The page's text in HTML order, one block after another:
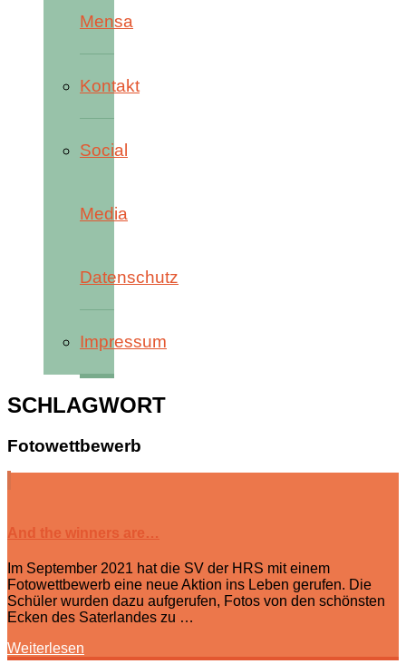
Mensa
Kontakt
Social
Media
Datenschutz
Impressum
SCHLAGWORT
Fotowettbewerb
And the winners are…
Im September 2021 hat die SV der HRS mit einem
Fotowettbewerb eine neue Aktion ins Leben gerufen. Die
Schüler wurden dazu aufgerufen, Fotos von den schönsten
Ecken des Saterlandes zu …
Weiterlesen